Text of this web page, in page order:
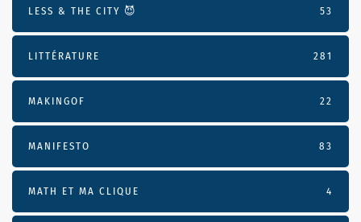
LESS & THE CITY 😈 53
LITTÉRATURE 281
MAKINGOF 22
MANIFESTO 83
MATH ET MA CLIQUE 4